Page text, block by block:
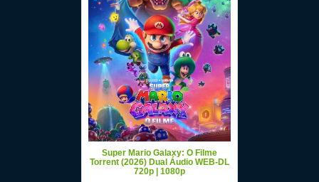
Super Mario Galaxy: O Filme
Torrent (2026) Dual Áudio WEB-DL
720p | 1080p